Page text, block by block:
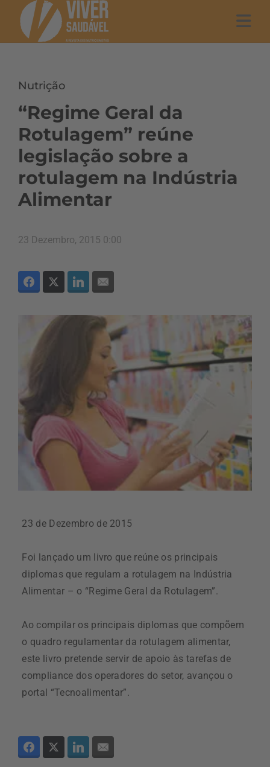
Nutrição
“Regime Geral da
Rotulagem” reúne
legislação sobre a
rotulagem na Indústria
Alimentar
23 Dezembro, 2015 0:00
23 de Dezembro de 2015
Foi lançado um livro que reúne os principais
diplomas que regulam a rotulagem na Indústria
Alimentar – o “Regime Geral da Rotulagem”.
Ao compilar os principais diplomas que compõem
o quadro regulamentar da rotulagem alimentar,
este livro pretende servir de apoio às tarefas de
compliance dos operadores do setor, avançou o
portal “Tecnoalimentar”.